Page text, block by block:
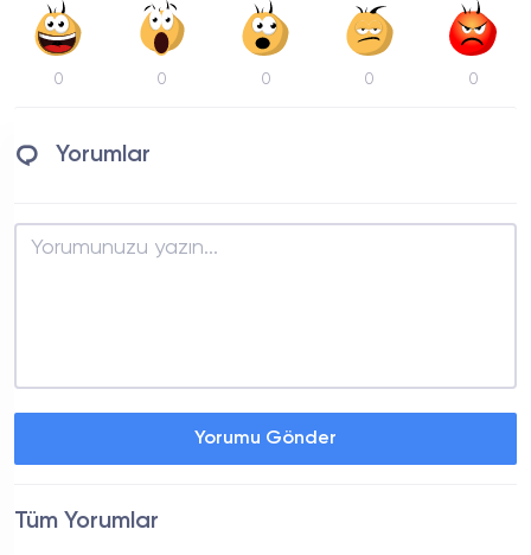
0 0 0 0 0
Yorumlar
Yorumu Gönder
Tüm Yorumlar